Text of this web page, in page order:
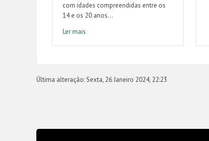
com idades compreendidas entre os
14 e os 20 anos...
Ler mais
Geração Jovem #14-20
Última alteração: Sexta, 26 Janeiro 2024, 22:23